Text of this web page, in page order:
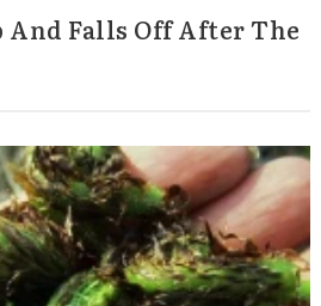
And Falls Off After The